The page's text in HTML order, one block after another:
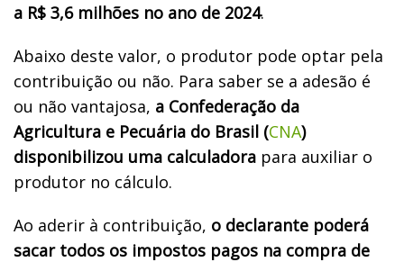
a R$ 3,6 milhões no ano de 2024.
Abaixo deste valor, o produtor pode optar pela
contribuição ou não. Para saber se a adesão é
ou não vantajosa, a Confederação da
Agricultura e Pecuária do Brasil (CNA)
disponibilizou uma calculadora para auxiliar o
produtor no cálculo.
Ao aderir à contribuição, o declarante poderá
sacar todos os impostos pagos na compra de